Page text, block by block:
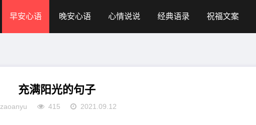
早安心语 晚安心语 心情说说 经典语录 祝福文案
充满阳光的句子
zaoanyu 415 2021.09.12